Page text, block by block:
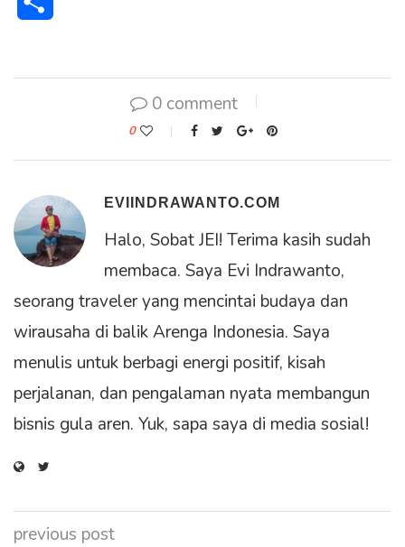
0 comment
0
EVIINDRAWANTO.COM
Halo, Sobat JEI! Terima kasih sudah
membaca. Saya Evi Indrawanto,
seorang traveler yang mencintai budaya dan
wirausaha di balik Arenga Indonesia. Saya
menulis untuk berbagi energi positif, kisah
perjalanan, dan pengalaman nyata membangun
bisnis gula aren. Yuk, sapa saya di media sosial!
previous post